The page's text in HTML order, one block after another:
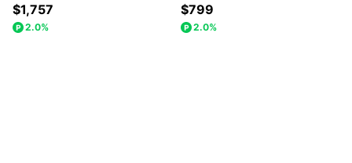
$1,757
2.0%
$799
2.0%